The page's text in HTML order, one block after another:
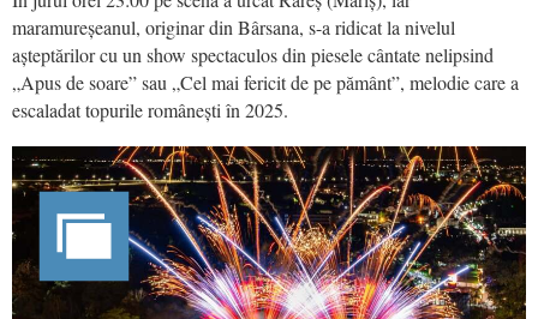
maramureșeanul, originar din Bârsana, s-a ridicat la nivelul
așteptărilor cu un show spectaculos din piesele cântate nelipsind
„Apus de soare” sau „Cel mai fericit de pe pământ”, melodie care a
escaladat topurile românești în 2025.